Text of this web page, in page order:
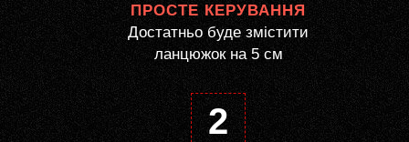
ПРОСТЕ КЕРУВАННЯ
Достатньо буде змістити
ланцюжок на 5 см
2